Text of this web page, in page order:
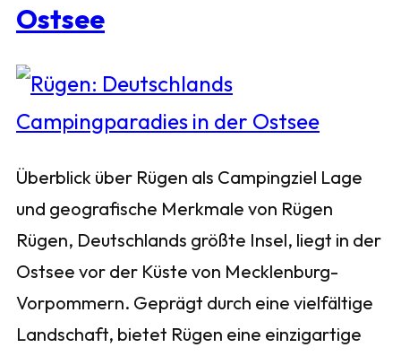
Ostsee
Überblick über Rügen als Campingziel Lage
und geografische Merkmale von Rügen
Rügen, Deutschlands größte Insel, liegt in der
Ostsee vor der Küste von Mecklenburg-
Vorpommern. Geprägt durch eine vielfältige
Landschaft, bietet Rügen eine einzigartige